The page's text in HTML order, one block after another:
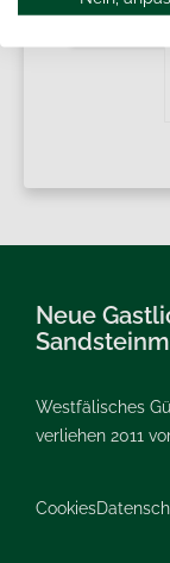
Neue
Westfälisches
verliehen 2011
Cookies